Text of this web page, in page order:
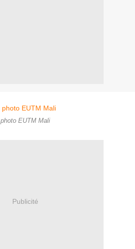
photo EUTM Mali
Publicité